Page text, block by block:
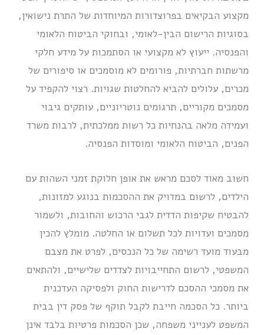
מקצוע הבקיאים בפרוצדורות המיוחדות של התרת נישואין,
בסוגיות הרישום הבין-לאומי, ובחוקי הביטוח הלאומי
והפנסיה. ייעוץ לא מקצועי או הסתמכות על מידע חלקי
מרשתות חברתיות, פורומים לא מוסמכים או סיפורים של
מכרים, עלולים להביא להחלטות שגויות. רצוי להקפיד על
מסמכים מקוריים, תרגומים נוטריוניים, עותקים גיבוי
ועמידה מלאה בהנחיות כל רשות ממלכתית, לרבות משרד
הפנים, הביטוח הלאומי ומוסדות הפנסיה.
חשוב מאוד לסכם מראש את אופן חלוקת זמני השהות עם
הילדים, לרשום במדויק את ההסכמות בנוגע למזונות,
להבטיח שקיפות הדדית לגבי הרכוש והחובות, ולשמור
מסמכים ועדויות לכל תשלום או החלטה. מומלץ להכין
מבעוד מועד רשימה של כל הנכסים, לפרט את מצבם
המשפטי, לרשום התחייבויות לצדדים שלישיים, ולהתאים
את מסמכי ההסכם לדרישות החוק ולפסיקה העדכנית
ביותר. כל הסכמה חייבת לקבל תוקף של פסק דין בבית
המשפט לענייני משפחה, שכן הסכמות פרטיות בלבד אינן